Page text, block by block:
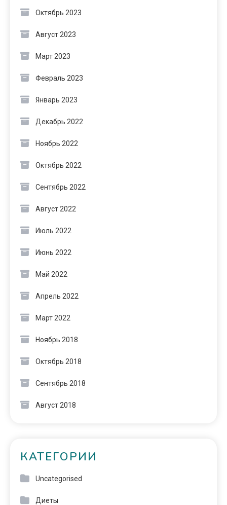
Октябрь 2023
Август 2023
Март 2023
Февраль 2023
Январь 2023
Декабрь 2022
Ноябрь 2022
Октябрь 2022
Сентябрь 2022
Август 2022
Июль 2022
Июнь 2022
Май 2022
Апрель 2022
Март 2022
Ноябрь 2018
Октябрь 2018
Сентябрь 2018
Август 2018
КАТЕГОРИИ
Uncategorised
Диеты